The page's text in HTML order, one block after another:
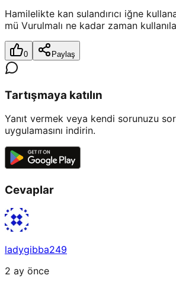
Hamilelikte kan sulandırıcı iğne
mü Vurulmalı ne kadar zaman
0 Paylaş
Tartışmaya katılın
Yanıt vermek veya kendi sorunuzu
uygulamasını indirin.
Cevaplar
ladygibba249
2 ay önce